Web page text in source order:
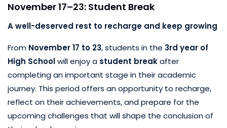
November 17–23: Student Break
A well-deserved rest to recharge and keep growing
From November 17 to 23, students in the 3rd year of
High Schoolwill enjoy a student breakafter
completing an important stage in their academic
journey. This period offers an opportunity to recharge,
reflect on their achievements, and prepare for the
upcoming challenges that will shape the conclusion of